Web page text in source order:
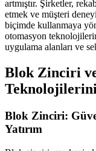
artmıştır. Şirketler,
etmek ve müşteri
biçimde kullanmaya
otomasyon
uygulama alanları ve
Blok Zinciri
Blok Zinciri:
Yatırım